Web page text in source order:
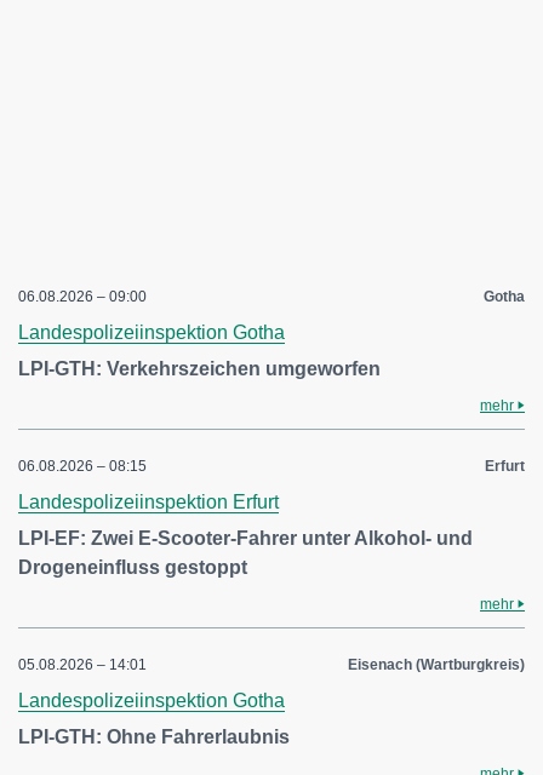
06.08.2026 – 09:00 Gotha
Landespolizeiinspektion Gotha
LPI-GTH: Verkehrszeichen umgeworfen
mehr
06.08.2026 – 08:15 Erfurt
Landespolizeiinspektion Erfurt
LPI-EF: Zwei E-Scooter-Fahrer unter Alkohol- und
Drogeneinfluss gestoppt
mehr
05.08.2026 – 14:01 Eisenach (Wartburgkreis)
Landespolizeiinspektion Gotha
LPI-GTH: Ohne Fahrerlaubnis